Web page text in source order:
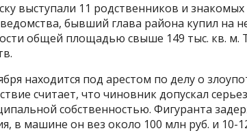
выступали 11 родственников и знакомых
бывший глава района купил на
общей площадью свыше 149 тыс. кв. м.
находится под арестом по делу о
считает, что чиновник допускал
собственностью. Фигуранта
в машине он вез около 100 млн руб. и 10-